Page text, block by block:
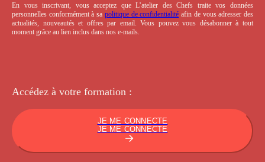
En vous inscrivant, vous acceptez que L’atelier des Chefs traite vos données
personnelles conformément à sa politique de confidentialité afin de vous adresser des
actualités, nouveautés et offres par email. Vous pouvez vous désabonner à tout
moment grâce au lien inclus dans nos e-mails.
Accédez à votre formation :
JE ME CONNECTE
JE ME CONNECTE